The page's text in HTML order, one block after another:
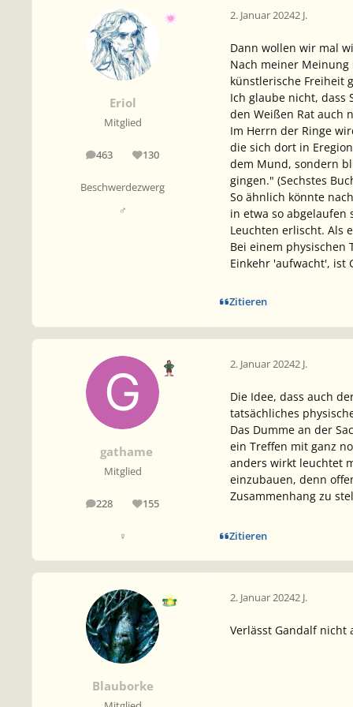
Eriol
Mitglied
463
Beiträge 130
Reputation
Beschwerdezwerg
♂
2. Januar 20242 J.
Dann wollen wir mal
Nach meiner Meinung
künstlerische Freiheit
Ich glaube nicht, dass
den Weißen Rat auch
Im Herrn der Ringe
die sich dort in
dem Mund, sondern
gingen." (Sechstes
So ähnlich könnte
in etwa so abgelaufen
Leuchten erlischt. Als
Bei einem physischen
Einkehr 'aufwacht', ist
Zitieren
gathame
Mitglied
228
Beiträge 155
Reputation
♀
2. Januar 20242 J.
Die Idee, dass auch
tatsächliches
Das Dumme an der
ein Treffen mit ganz
anders wirkt leuchtet
einzubauen, denn
Zusammenhang zu
Zitieren
Blauborke
2. Januar 20242 J.
Verlässt Gandalf nicht